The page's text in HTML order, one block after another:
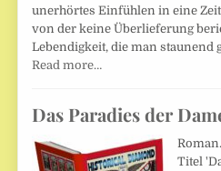
unerhörtes Einfühlen in eine
von der keine Überlieferung
Lebendigkeit, die man staunend
Read more…
Das Paradies der
Titel